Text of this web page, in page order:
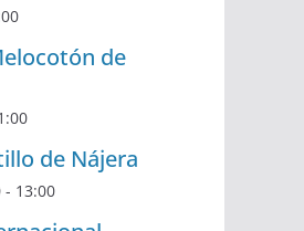
de
de Nájera
- 13:00